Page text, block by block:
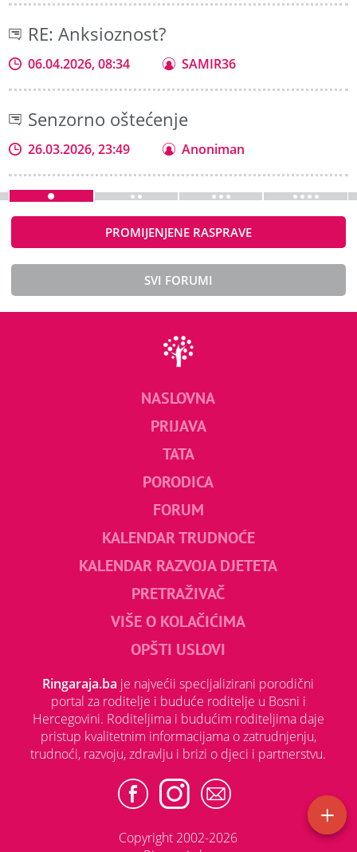
RE: Anksioznost?
06.04.2026, 08:34 SAMIR36
Senzorno oštećenje
26.03.2026, 23:49 Anoniman
PROMIJENJENE RASPRAVE
SVI FORUMI
NASLOVNA
PRIJAVA
TATA
PORODICA
FORUM
KALENDAR TRUDNOĆE
KALENDAR RAZVOJA DJETETA
PRETRAŽIVAČ
VIŠE O KOLAČIĆIMA
OPŠTI USLOVI
Ringaraja.ba je najvećii specijalizirani porodični
portal za roditelje i buduće roditelje u Bosni i
Hercegovini. Roditeljima i budućim roditeljima daje
pristup kvalitetnim informacijama o zatrudnjenju,
trudnoći, razvoju, zdravlju i brizi o djeci i partnerstvu.
Copyright 2002-2026